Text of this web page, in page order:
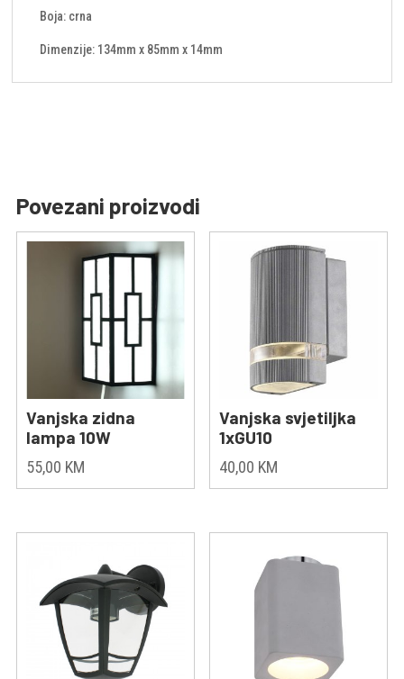
Boja: crna
Dimenzije: 134mm x 85mm x 14mm
Povezani proizvodi
Vanjska zidna
lampa 10W
55,00 KM
Vanjska svjetiljka
1xGU10
40,00 KM